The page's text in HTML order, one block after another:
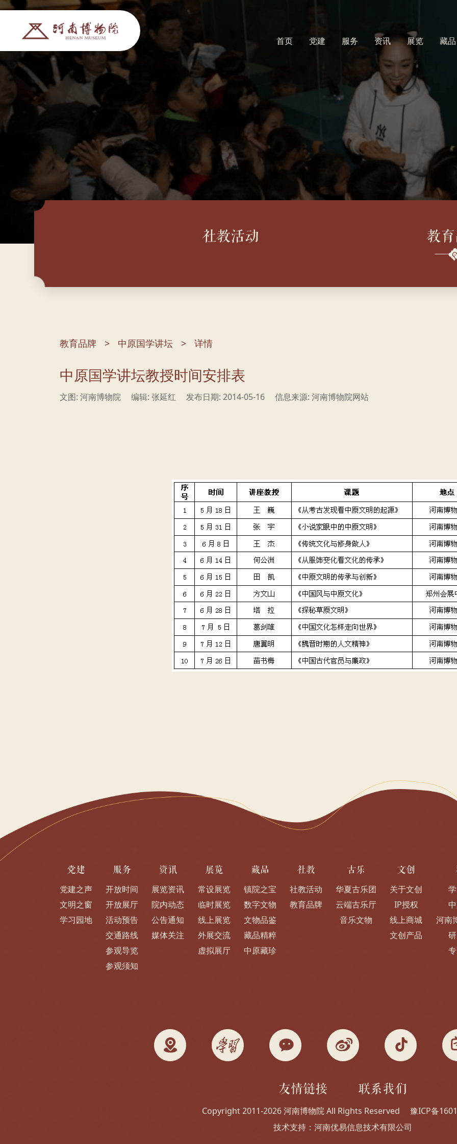
首页 党建 服务 资讯 展览 藏品
社教活动 教
教育品牌 中原国学讲坛 详情
中原国学讲坛教授时间安排表
文图: 河南博物院 编辑: 张延红 发布日期: 2014-05-16 信息来源: 河南博物院网站
党建
党建之声
文明之窗
学习园地
服务
开放时间
开放展厅
活动预告
交通路线
参观导览
参观须知
资讯
展览资讯
院内动态
公告通知
媒体关注
展览
常设展览
临时展览
线上展览
外展交流
虚拟展厅
藏品
镇院之宝
数字文物
文物品鉴
藏品精粹
中原藏珍
社教
社教活动
教育品牌
古乐
华夏古乐团
云端古乐厅
音乐文物
文创
关于文创
IP授权
线上商城
文创产品
河南
友情链接 联系我们
Copyright 2011-2026 河南博物院 All Rights Reserved
豫ICP备
技术支持： 河南优易信息技术有限公司